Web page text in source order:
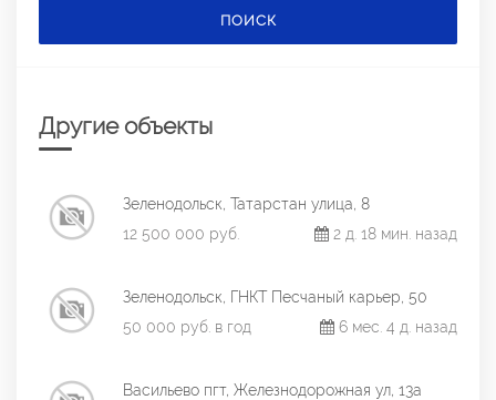
ПОИСК
Другие объекты
Зеленодольск, Татарстан улица, 8
12 500 000 руб.
2 д. 18 мин. назад
Зеленодольск, ГНКТ Песчаный карьер, 50
50 000 руб. в год
6 мес. 4 д. назад
Васильево пгт, Железнодорожная ул, 13а